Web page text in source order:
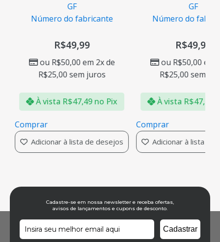
GF
Número do fabricante
R$49,99
ou R$50,00em 2x de
R$25,00sem juros
À vista R$47,49 no Pix
Comprar
Adicionar à lista de desejos
GF
Número do
R$49,99
ou R$50,00em
R$25,00sem
À vista R$47,49
Comprar
Adicionar à lista de
Cadastre-se em nossa newsletter e receba ofertas,
avisos de lançamentos e cupons de desconto.